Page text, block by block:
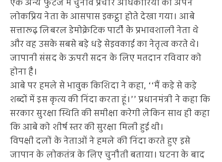
एक अन्य फुटेज में चुनाव प्रचार अधिकारियों को अपने
लोकप्रिय नेता के आसपास इकट्ठा होते देखा गया। आबे
सत्तारूढ़ लिबरल डेमोक्रेटिक पार्टी के प्रभावशाली नेता थे
और वह उसके सबसे बड़े धड़े सेइवकाई का नेतृत्व करते थे।
जापानी संसद के ऊपरी सदन के लिए मतदान रविवार को
होना है।
आबे पर हमले से भावुक किशिदा ने कहा, ‘‘मैं कड़े से कड़े
शब्दों में इस कृत्य की निंदा करता हूं।’’ प्रधानमंत्री ने कहा कि
सरकार सुरक्षा स्थिति की समीक्षा करेगी लेकिन साथ ही कहा
कि आबे को शीर्ष स्तर की सुरक्षा मिली हुई थी।
विपक्षी दलों के नेताओं ने हमले की निंदा करते हुए इसे
जापान के लोकतंत्र के लिए चुनौती बताया। घटना के बाद